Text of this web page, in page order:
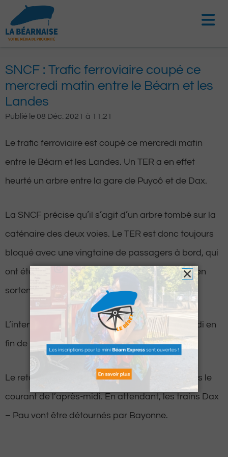
contenu
SNCF : Trafic ferroviaire coupé ce
mercredi matin entre le Béarn et les
Landes
Publié le 08 Déc. 2021 à 11:21
Le trafic ferroviaire est coupé ce mercredi matin
entre le Béarn et les Landes. Un TER a en effet
heurté un arbre entre la gare de Puyoô et de Dax.
La SNCF précise qu’il s’agit d’un arbre tombé sur la
caténaire des deux voies. Le TER est donc toujours
bloqué avec une vingtaine de passagers à bord, qui
ont été évacués par bus. Tous les passagers s’en
sortent indemnes.
L’intervention était toujours en cours ce mercredi en
fin de matinée pour rétablir la circulation.
Le retour à la normale est d’ailleurs espéré dans le
courant de l’après-midi. En attendant, les trains Dax
– Pau vont être détournés par Bayonne.